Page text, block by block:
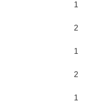
1
2
1
2
1